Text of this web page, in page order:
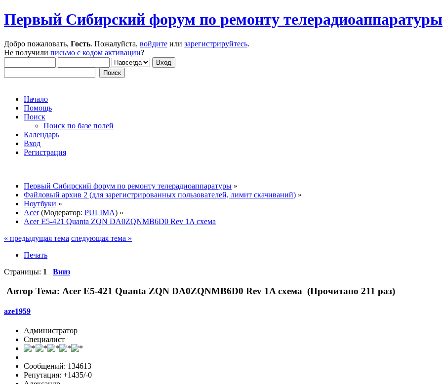
Первый Сибирский форум по ремонту телерадиоаппаратуры
Добро пожаловать, Гость. Пожалуйста, войдите или зарегистрируйтесь.
Не получили письмо с кодом активации?
Начало
Помощь
Поиск
Поиск по базе полей
Календарь
Вход
Регистрация
Первый Сибирский форум по ремонту телерадиоаппаратуры »
Файловый архив 2 (для зарегистрированных пользователей, лимит скачиваний) »
Ноутбуки »
Acer(Модератор: PULIMA) »
Acer E5-421 Quanta ZQN DA0ZQNMB6D0 Rev 1A схема
« предыдущая тема следующая тема »
Печать
Страницы: 1 Вниз
Автор Тема: Acer E5-421 Quanta ZQN DA0ZQNMB6D0 Rev 1A схема (Прочитано 211 раз)
aze1959
Администратор
Специалист
Сообщений: 134613
Репутация: +1435/-0